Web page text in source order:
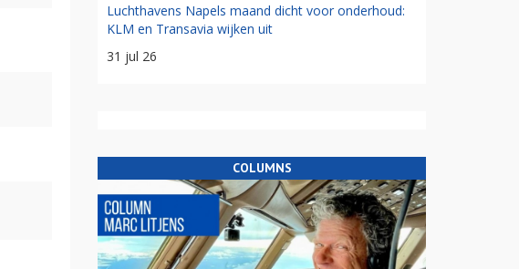
Luchthavens Napels maand dicht voor onderhoud:
KLM en Transavia wijken uit
31 jul 26
COLUMNS